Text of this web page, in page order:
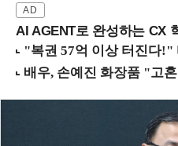
AI AGENT로 완성하는 CX